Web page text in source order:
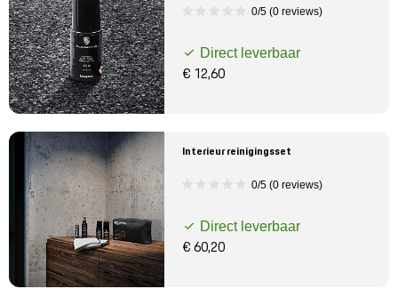
0/5 (0 reviews)
Direct leverbaar
€ 12,60
Interieur reinigingsset
0/5 (0 reviews)
Direct leverbaar
€ 60,20